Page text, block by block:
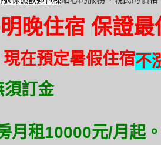
晚住宿 保證
現在預定暑假住宿不
訂金
月租10000元/月起